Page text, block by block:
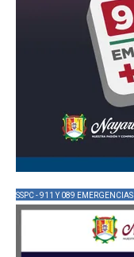
SSPC - 911 Y 089 EMERGENCIAS